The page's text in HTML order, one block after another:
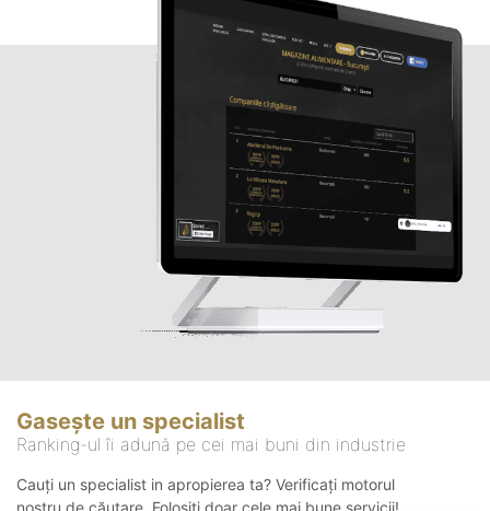
Gasește un specialist
Ranking-ul îi adună pe cei mai buni din industrie
Cauți un specialist in apropierea ta? Verificați motorul
nostru de căutare. Folosiți doar cele mai bune servicii!